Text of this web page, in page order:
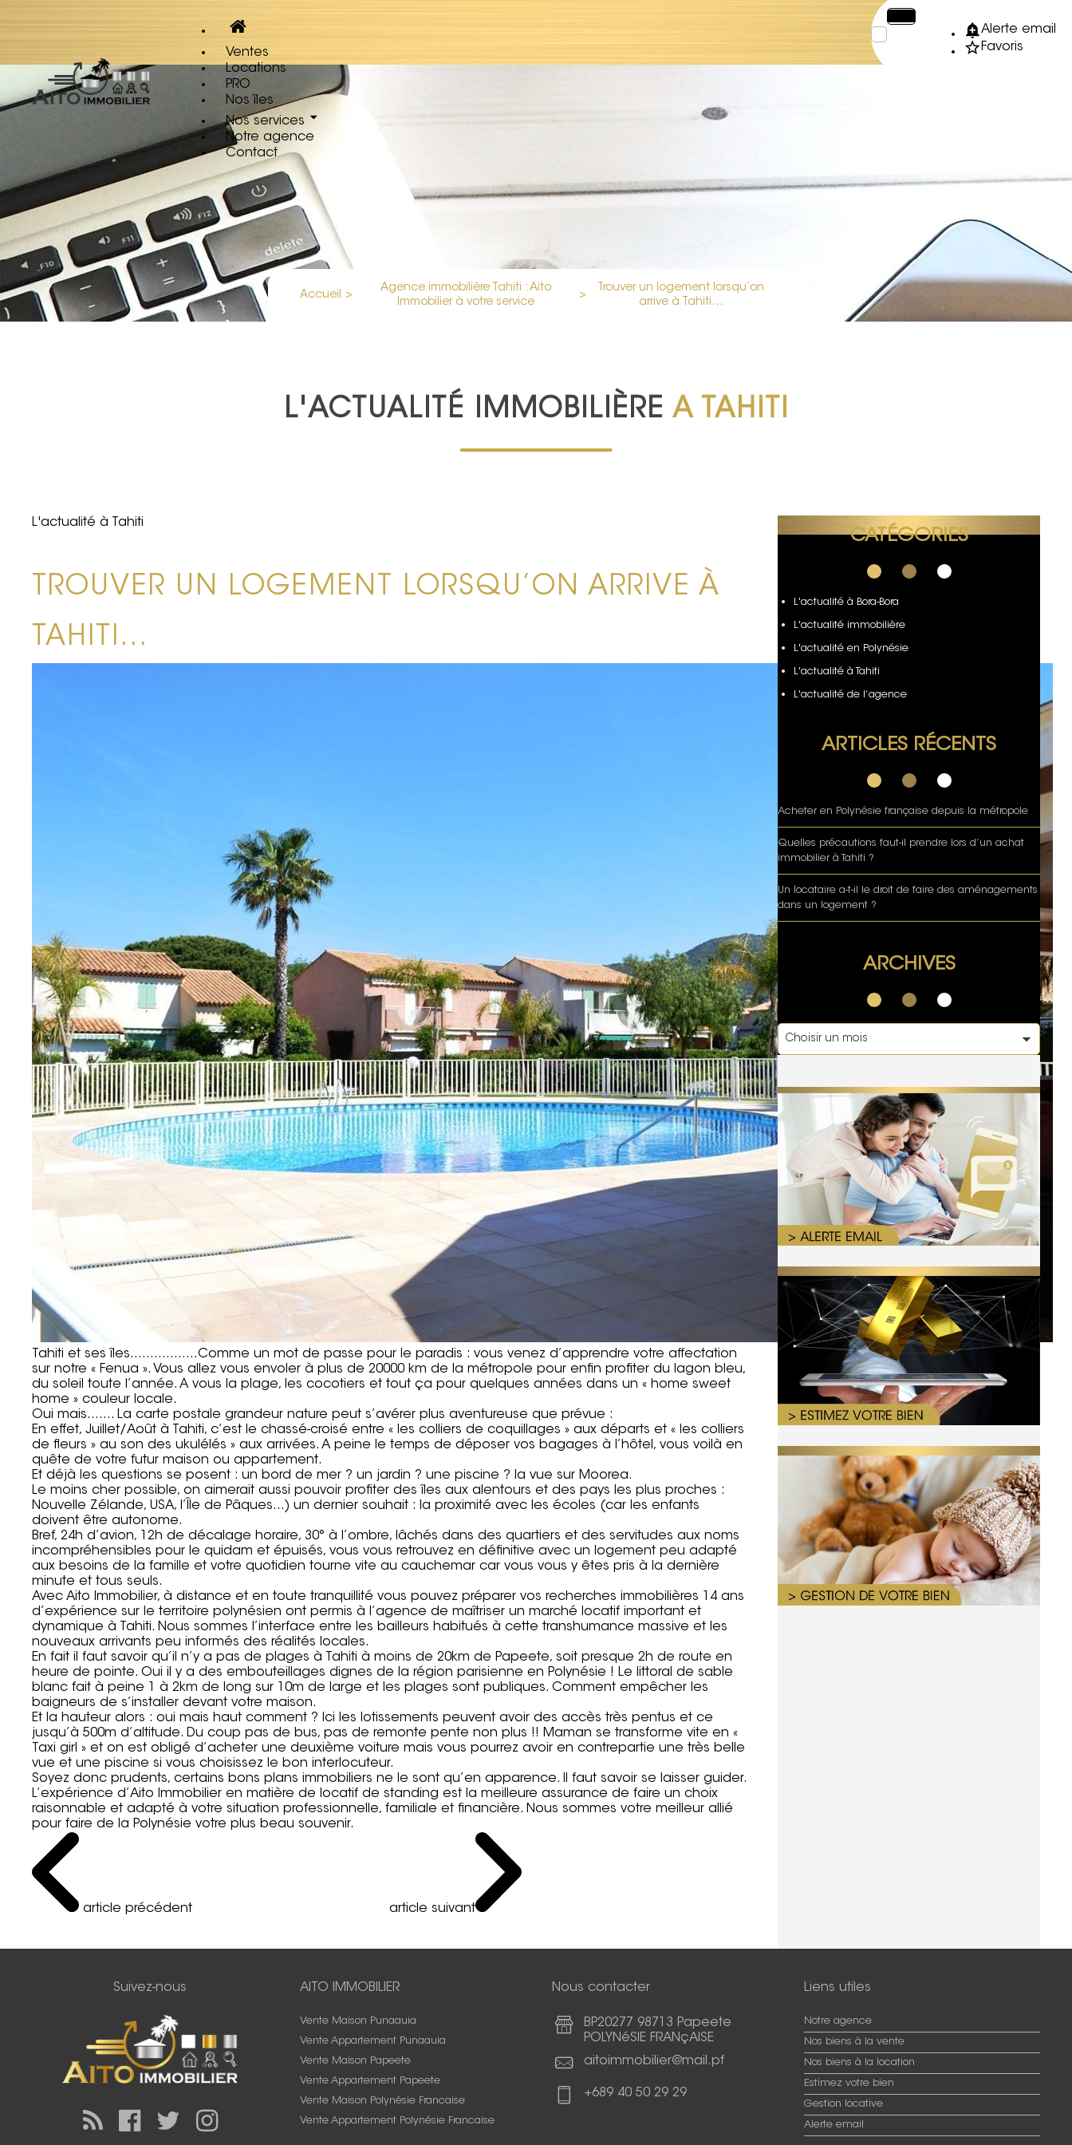
Alerte email
Favoris
Ventes
Locations
PRO
Nos îles
Nos services
Notre agence
Contact
Accueil >
Agence immobilière Tahiti : Aito
Immobilier à votre service
>
Trouver un logement lorsqu’on
arrive à Tahiti…
L'ACTUALITÉ IMMOBILIÈRE A TAHITI
L'actualité à Tahiti
TROUVER UN LOGEMENT LORSQU’ON ARRIVE À
TAHITI…
Tahiti et ses îles……………..Comme un mot de passe pour le paradis : vous venez d’apprendre votre affectation
sur notre « Fenua ». Vous allez vous envoler à plus de 20000 km de la métropole pour enfin profiter du lagon bleu,
du soleil toute l’année. A vous la plage, les cocotiers et tout ça pour quelques années dans un « home sweet
home » couleur locale.
Oui mais……. La carte postale grandeur nature peut s’avérer plus aventureuse que prévue :
En effet, Juillet/Août à Tahiti, c’est le chassé-croisé entre « les colliers de coquillages » aux départs et « les colliers
de fleurs » au son des ukulélés » aux arrivées. A peine le temps de déposer vos bagages à l’hôtel, vous voilà en
quête de votre futur maison ou appartement.
Et déjà les questions se posent : un bord de mer ? un jardin ? une piscine ? la vue sur Moorea.
Le moins cher possible, on aimerait aussi pouvoir profiter des îles aux alentours et des pays les plus proches :
Nouvelle Zélande, USA, l’Île de Pâques…) un dernier souhait : la proximité avec les écoles (car les enfants
doivent être autonome.
Bref, 24h d’avion, 12h de décalage horaire, 30° à l’ombre, lâchés dans des quartiers et des servitudes aux noms
incompréhensibles pour le quidam et épuisés, vous vous retrouvez en définitive avec un logement peu adapté
aux besoins de la famille et votre quotidien tourne vite au cauchemar car vous vous y êtes pris à la dernière
minute et tous seuls.
Avec Aito Immobilier, à distance et en toute tranquillité vous pouvez préparer vos recherches immobilières 14 ans
d’expérience sur le territoire polynésien ont permis à l’agence de maîtriser un marché locatif important et
dynamique à Tahiti. Nous sommes l’interface entre les bailleurs habitués à cette transhumance massive et les
nouveaux arrivants peu informés des réalités locales.
En fait il faut savoir qu’il n’y a pas de plages à Tahiti à moins de 20km de Papeete, soit presque 2h de route en
heure de pointe. Oui il y a des embouteillages dignes de la région parisienne en Polynésie ! Le littoral de sable
blanc fait à peine 1 à 2km de long sur 10m de large et les plages sont publiques. Comment empêcher les
baigneurs de s’installer devant votre maison.
Et la hauteur alors : oui mais haut comment ? Ici les lotissements peuvent avoir des accès très pentus et ce
jusqu’à 500m d’altitude. Du coup pas de bus, pas de remonte pente non plus !! Maman se transforme vite en «
Taxi girl » et on est obligé d’acheter une deuxième voiture mais vous pourrez avoir en contrepartie une très belle
vue et une piscine si vous choisissez le bon interlocuteur.
Soyez donc prudents, certains bons plans immobiliers ne le sont qu’en apparence. Il faut savoir se laisser guider.
L’expérience d’Aito Immobilier en matière de locatif de standing est la meilleure assurance de faire un choix
raisonnable et adapté à votre situation professionnelle, familiale et financière. Nous sommes votre meilleur allié
pour faire de la Polynésie votre plus beau souvenir.
article précédent article suivant
CATÉGORIES
L'actualité à Bora-Bora
L'actualité immobilière
L'actualité en Polynésie
L'actualité à Tahiti
L'actualité de l’agence
ARTICLES RÉCENTS
Acheter en Polynésie française depuis la métropole
Quelles précautions faut-il prendre lors d’un achat
immobilier à Tahiti ?
Un locataire a-t-il le droit de faire des aménagements
dans un logement ?
ARCHIVES
Suivez-nous AITO IMMOBILIER
Vente Maison Punaauia
Vente Appartement Punaauia
Vente Maison Papeete
Vente Appartement Papeete
Vente Maison Polynésie Francaise
Vente Appartement Polynésie Francaise
Nous contacter
BP20277 98713 Papeete
POLYNéSIE FRANçAISE
aitoimmobilier@mail.pf
+689 40 50 29 29
Liens utiles
Notre agence
Nos biens à la vente
Nos biens à la location
Estimez votre bien
Gestion locative
Alerte email